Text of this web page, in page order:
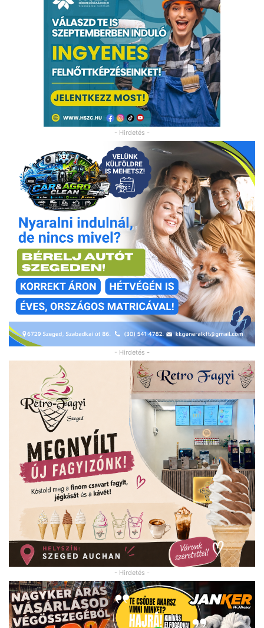
- Hirdetés -
- Hirdetés -
- Hirdetés -